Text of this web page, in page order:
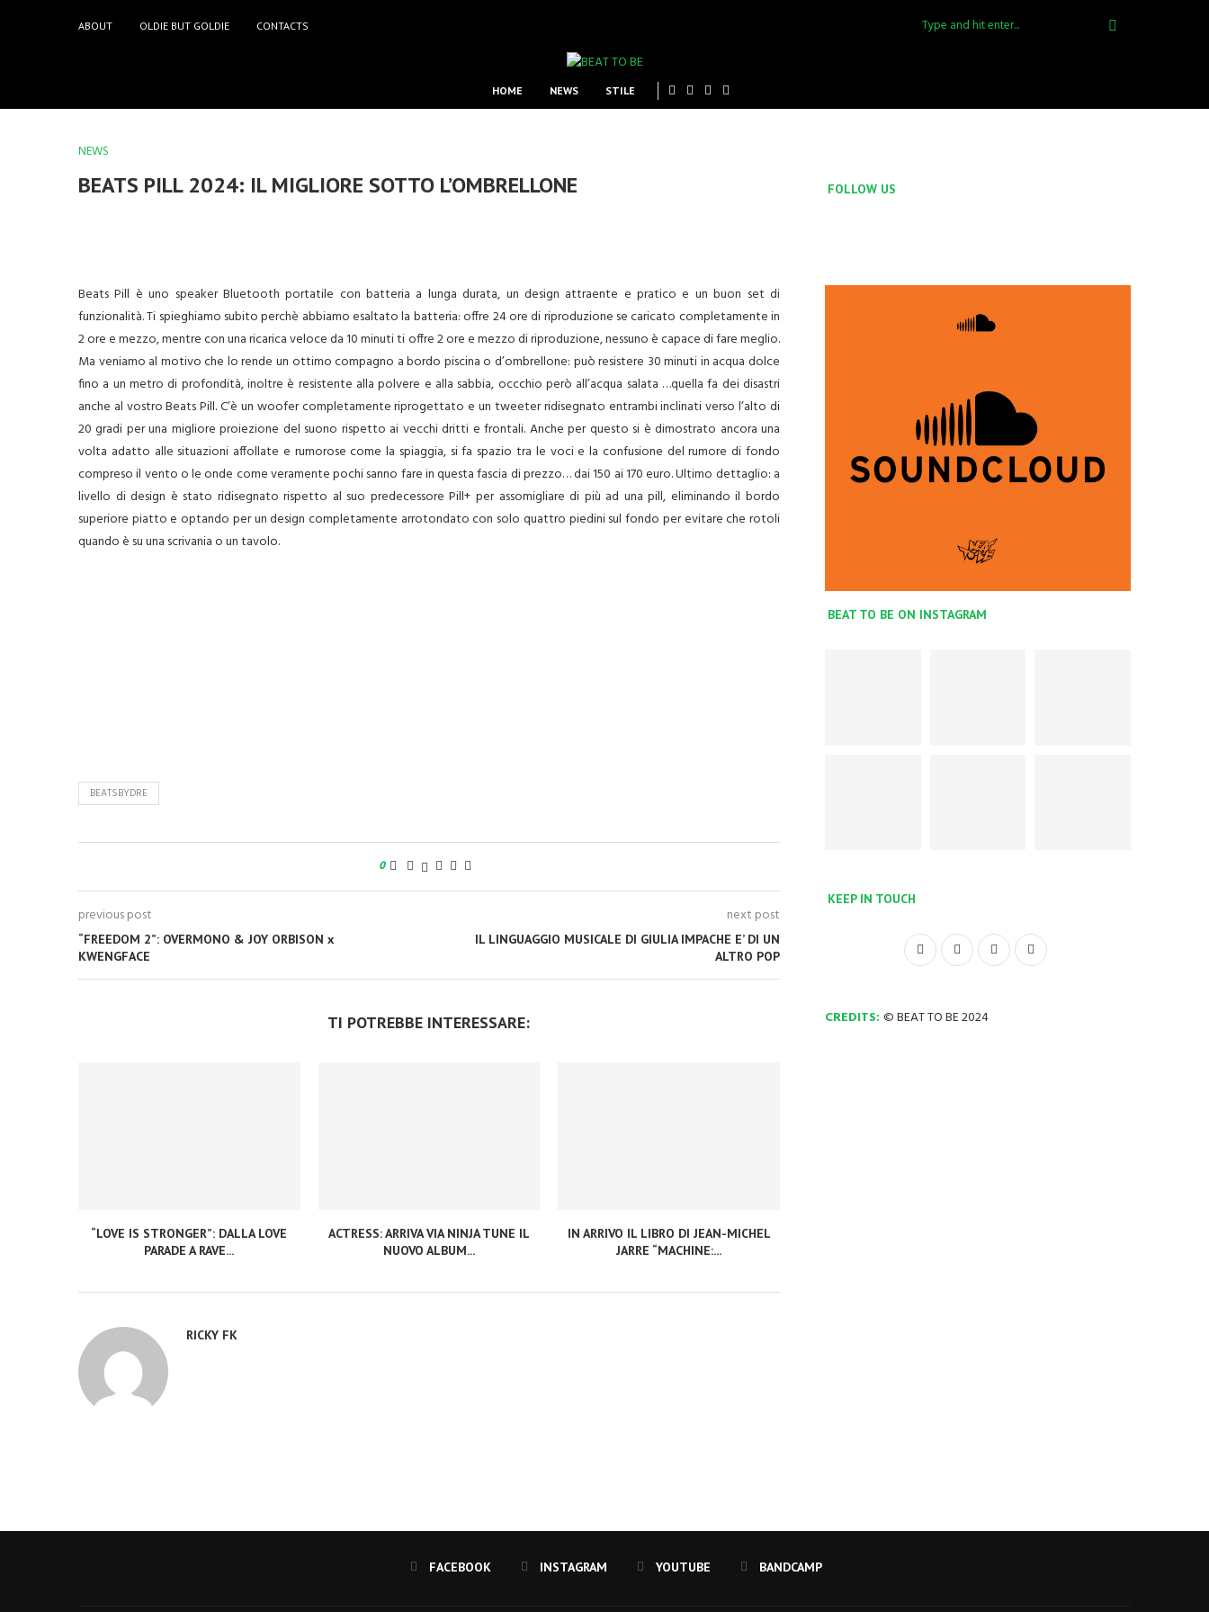
ABOUT OLDIE BUT GOLDIE CONTACTS
HOME NEWS STILE
NEWS
BEATS PILL 2024: IL MIGLIORE SOTTO L’OMBRELLONE
Beats Pill è uno speaker Bluetooth portatile con batteria a lunga durata, un design attraente e pratico e un buon set di
funzionalità. Ti spieghiamo subito perchè abbiamo esaltato la batteria: offre 24 ore di riproduzione se caricato completamente in
2 ore e mezzo, mentre con una ricarica veloce da 10 minuti ti offre 2 ore e mezzo di riproduzione, nessuno è capace di fare meglio.
Ma veniamo al motivo che lo rende un ottimo compagno a bordo piscina o d’ombrellone: può resistere 30 minuti in acqua dolce
fino a un metro di profondità, inoltre è resistente alla polvere e alla sabbia, occchio però all’acqua salata …quella fa dei disastri
anche al vostro Beats Pill. C’è un woofer completamente riprogettato e un tweeter ridisegnato entrambi inclinati verso l’alto di
20 gradi per una migliore proiezione del suono rispetto ai vecchi dritti e frontali. Anche per questo si è dimostrato ancora una
volta adatto alle situazioni affollate e rumorose come la spiaggia, si fa spazio tra le voci e la confusione del rumore di fondo
compreso il vento o le onde come veramente pochi sanno fare in questa fascia di prezzo… dai 150 ai 170 euro. Ultimo dettaglio: a
livello di design è stato ridisegnato rispetto al suo predecessore Pill+ per assomigliare di più ad una pill, eliminando il bordo
superiore piatto e optando per un design completamente arrotondato con solo quattro piedini sul fondo per evitare che rotoli
quando è su una scrivania o un tavolo.
BEATSBYDRE
0
previous post
“FREEDOM 2”: OVERMONO & JOY ORBISON x
KWENGFACE
next post
IL LINGUAGGIO MUSICALE DI GIULIA IMPACHE E’ DI UN
ALTRO POP
TI POTREBBE INTERESSARE:
“LOVE IS STRONGER”: DALLA LOVE
PARADE A RAVE...
ACTRESS: ARRIVA VIA NINJA TUNE IL
NUOVO ALBUM...
IN ARRIVO IL LIBRO DI JEAN-MICHEL
JARRE “MACHINE:...
RICKY FK
FOLLOW US
BEAT TO BE ON INSTAGRAM
KEEP IN TOUCH
CREDITS: © BEAT TO BE 2024
FACEBOOK INSTAGRAM YOUTUBE